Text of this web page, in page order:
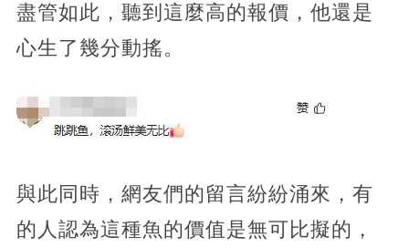
盡管如此，聽到這麼高的報價，他還是
心生了幾分動搖。
與此同時，網友們的留言紛紛涌來，有
的人認為這種魚的價值是無可比擬的，